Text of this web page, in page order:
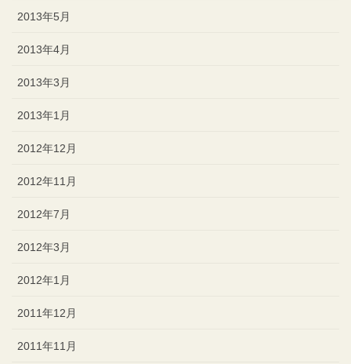
2013年5月
2013年4月
2013年3月
2013年1月
2012年12月
2012年11月
2012年7月
2012年3月
2012年1月
2011年12月
2011年11月